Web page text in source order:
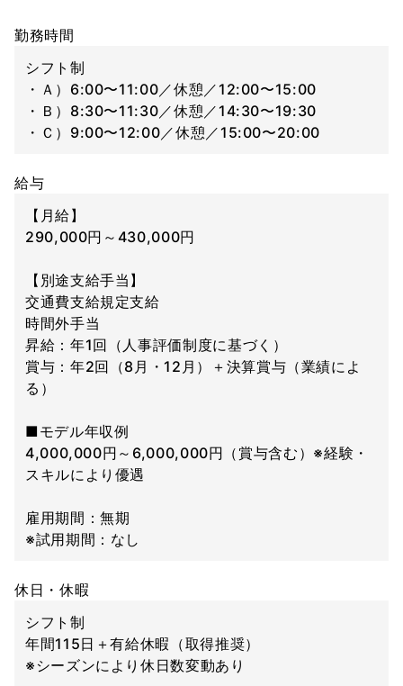
勤務時間
シフト制
・Ａ）6:00〜11:00／休憩／12:00〜15:00
・Ｂ）8:30〜11:30／休憩／14:30〜19:30
・Ｃ）9:00〜12:00／休憩／15:00〜20:00
給与
【月給】
290,000円～430,000円
【別途支給手当】
交通費支給規定支給
時間外手当
昇給：年1回（人事評価制度に基づく）
賞与：年2回（8月・12月）＋決算賞与（業績によ
る）
■モデル年収例
4,000,000円～6,000,000円（賞与含む）※経験・
スキルにより優遇
雇用期間：無期
※試用期間：なし
休日・休暇
シフト制
年間115日＋有給休暇（取得推奨）
※シーズンにより休日数変動あり